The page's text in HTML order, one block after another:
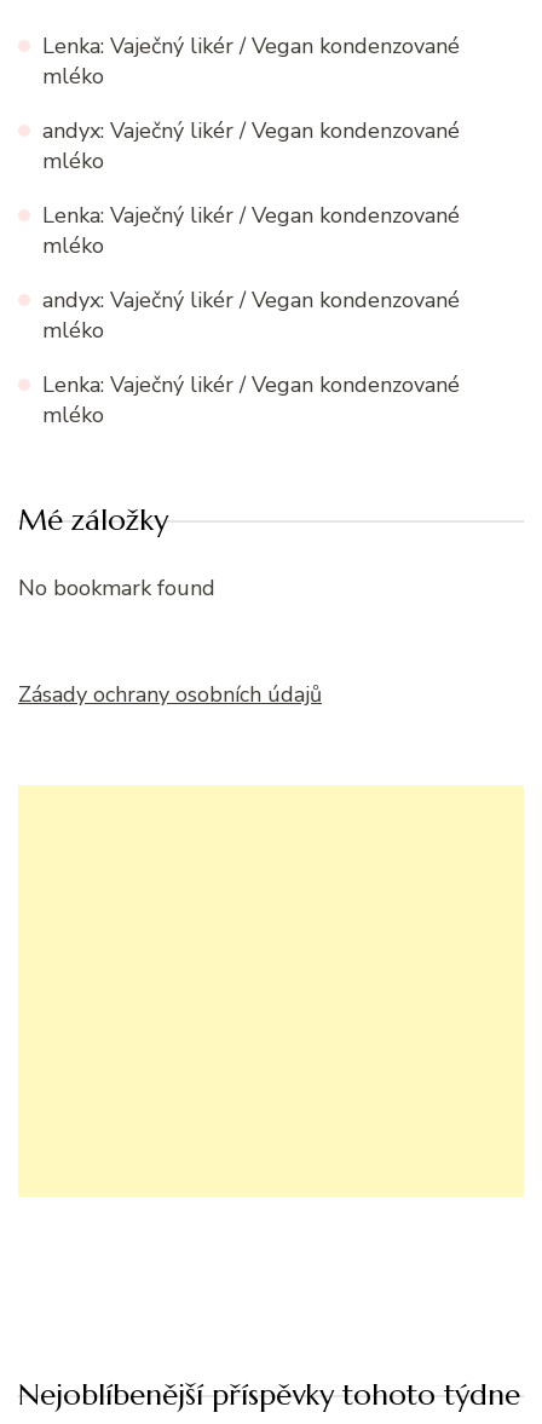
Lenka: Vaječný likér / Vegan kondenzované
mléko
andyx: Vaječný likér / Vegan kondenzované
mléko
Lenka: Vaječný likér / Vegan kondenzované
mléko
andyx: Vaječný likér / Vegan kondenzované
mléko
Lenka: Vaječný likér / Vegan kondenzované
mléko
Mé záložky
No bookmark found
Zásady ochrany osobních údajů
Nejoblíbenější příspěvky tohoto týdne